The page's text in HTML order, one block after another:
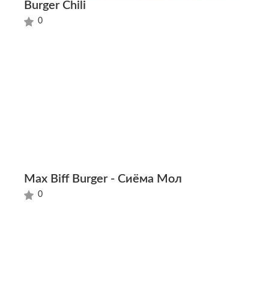
Burger Chili
0
Max Biff Burger - Сиёма Мол
0